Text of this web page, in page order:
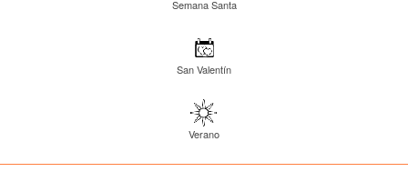
Semana Santa
San Valentín
Verano